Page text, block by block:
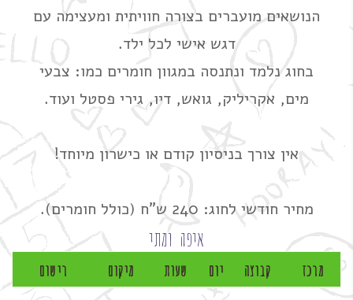
הנושאים מועברים בצורה חוויתית ומעצימה עם
דגש אישי לכל ילד.
בחוג נלמד ונתנסה במגוון חומרים כמו: צבעי
מים, אקריליק, גואש, דיו, גירי פסטל ועוד.
אין צורך בניסיון קודם או כישרון מיוחד!
מחיר חודשי לחוג: 240 ש"ח (כולל חומרים).
איפה ומתי
מרכז קבוצה יום שעות מיקום רישום